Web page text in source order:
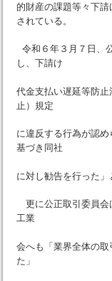
的財産の課題等々下
されている。
令和６年３月７日、
し、下請け
代金支払い遅延等防
止）規定
に違反する行為が認
基づき同社
に対し勧告を行った」
更に公正取引委員会
工業
会へも「業界全体の
た」